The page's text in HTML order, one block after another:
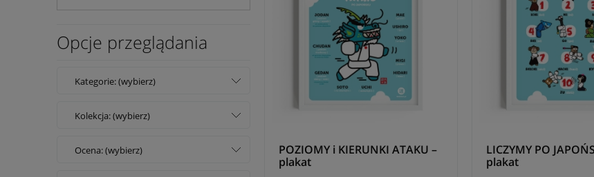
Opcje przeglądania
Kategorie: (wybierz)
Kolekcja: (wybierz)
Ocena: (wybierz)
POZIOMY i KIERUNKI ATAKU –
plakat
LICZYMY PO
plakat